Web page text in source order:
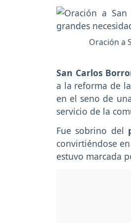
Oración a
San Carlos
a la reforma de
en el seno de
servicio de la
Fue sobrino del
convirtiéndose
estuvo marcada